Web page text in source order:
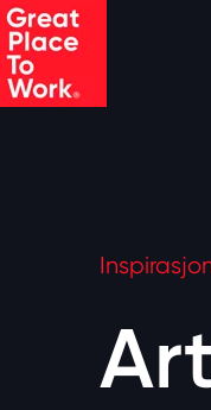
Skip to main